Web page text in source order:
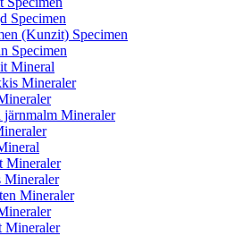
Specimen
(Kunzit) Specimen
Specimen
Mineral
Mineraler
järnmalm Mineraler
Mineraler
Mineraler
Mineraler
Mineraler